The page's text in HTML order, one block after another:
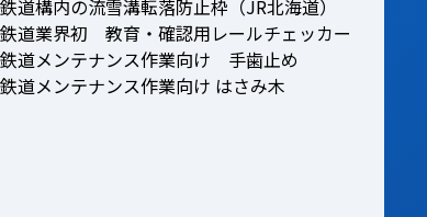
鉄道構内の流雪溝転落防止枠（JR北海道）
鉄道業界初 教育・確認用レールチェッカー
鉄道メンテナンス作業向け 手歯止め
鉄道メンテナンス作業向け はさみ木